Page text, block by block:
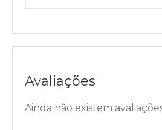
Avaliações
Ainda não existem